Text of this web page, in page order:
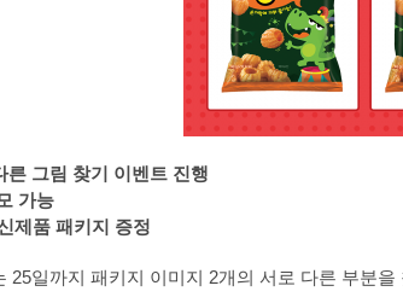
른 그림 찾기 이벤트 진행
가능
제품 패키지 증정
25일까지 패키지 이미지 2개의 서로 다른 부분을